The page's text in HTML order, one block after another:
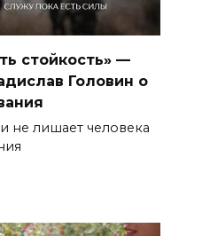
стойкость» —
Головин о
не лишает человека